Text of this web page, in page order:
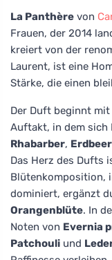
La Panthère von
Frauen, der 2014
kreiert von der
Laurent, ist eine
Stärke, die einen
Der Duft beginnt
Auftakt, in dem sich
Rhabarber,
Das Herz des Dufts
Blütenkomposition,
dominiert, ergänzt
Orangenblüte. In
Noten von Evernia
Patchouli und